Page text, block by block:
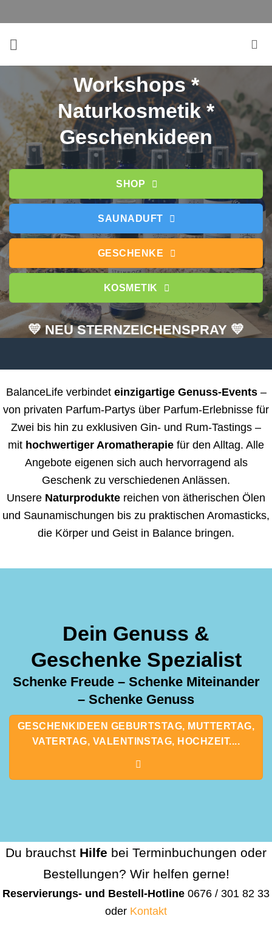
Inhalt
springen
Workshops *
Naturkosmetik *
Geschenkideen
SHOP
SAUNADUFT
GESCHENKE
KOSMETIK
💛 NEU STERNZEICHENSPRAY 💛
BalanceLife verbindet einzigartige Genuss-Events–
von privaten Parfum-Partys über Parfum-Erlebnisse für
Zwei bis hin zu exklusiven Gin- und Rum-Tastings –
mit hochwertiger Aromatherapie für den Alltag. Alle
Angebote eigenen sich auch hervorragend als
Geschenk zu verschiedenen Anlässen.
Unsere Naturprodukte reichen von ätherischen Ölen
und Saunamischungen bis zu praktischen Aromasticks,
die Körper und Geist in Balance bringen.
Dein Genuss &
Geschenke Spezialist
Schenke Freude – Schenke Miteinander
– Schenke Genuss
GESCHENKIDEEN GEBURTSTAG, MUTTERTAG,
VATERTAG, VALENTINSTAG, HOCHZEIT....
Du brauchst Hilfe bei Terminbuchungen oder
Bestellungen? Wir helfen gerne!
Reservierungs- und Bestell-Hotline 0676 / 301 82 33
oder Kontakt